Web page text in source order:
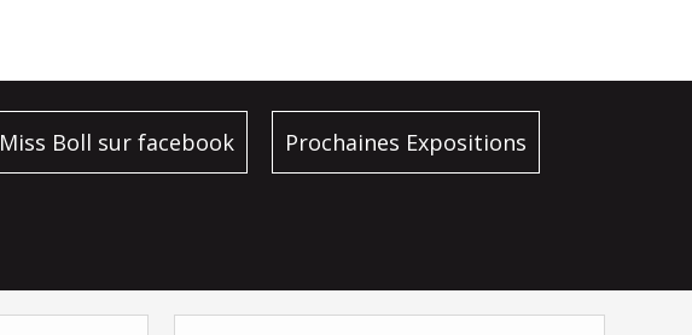
Miss Boll sur facebook Prochaines Expositions